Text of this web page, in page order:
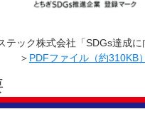
テック株式会社「SDGs達成に
＞ PDFファイル（約310KB）